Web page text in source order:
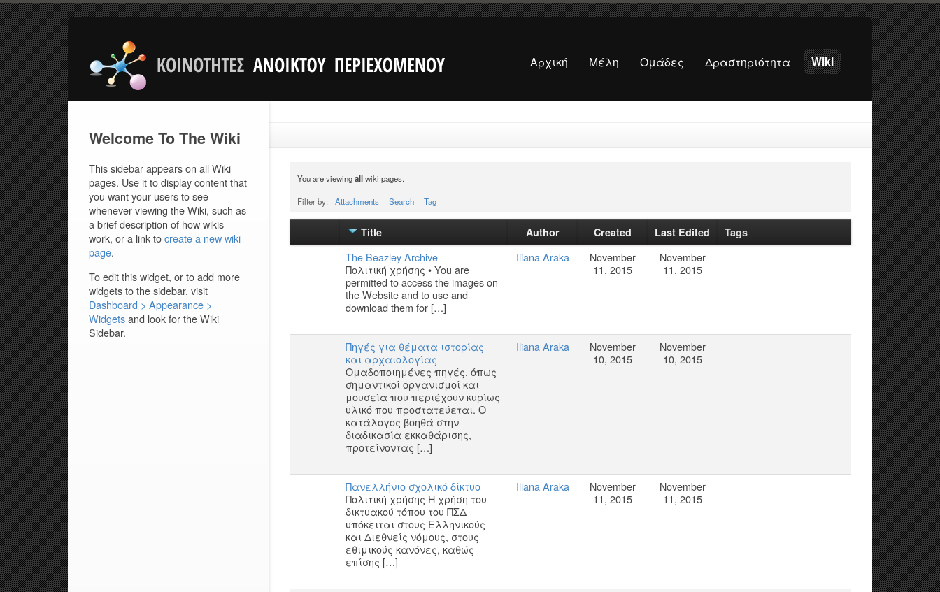
Αρχική Μέλη Ομάδες Δραστηριότητα Wiki
You are viewingallwiki pages.
Filter by: Attachments Search Tag
Title Author Created Last Edited Tags
Τhe Beazley Archive
Πολιτική χρήσης • You are
permitted to access the images on
the Website and to use and
download them for […]
Iliana Araka
November
11, 2015
November
11, 2015
Πηγές για θέματα ιστορίας
και αρχαιολογίας
Ομαδοποιημένες πηγές, όπως
σημαντικοί οργανισμοί και
μουσεία που περιέχουν κυρίως
υλικό που προστατεύεται. Ο
κατάλογος βοηθά στην
διαδικασία εκκαθάρισης,
προτείνοντας […]
Iliana Araka
November
10, 2015
November
10, 2015
Πανελλήνιο σχολικό δίκτυο
Πολιτική χρήσης Η χρήση του
δικτυακού τόπου του ΠΣΔ
υπόκειται στους Ελληνικούς
και Διεθνείς νόμους, στους
εθιμικούς κανόνες, καθώς
επίσης […]
Iliana Araka
November
11, 2015
November
11, 2015
Welcome To The Wiki
This sidebar appears on all Wiki
pages. Use it to display content that
you want your users to see
whenever viewing the Wiki, such as
a brief description of how wikis
work, or a link tocreate a new wiki
page.
To edit this widget, or to add more
widgets to the sidebar, visit
Dashboard > Appearance >
Widgetsand look for the Wiki
Sidebar.